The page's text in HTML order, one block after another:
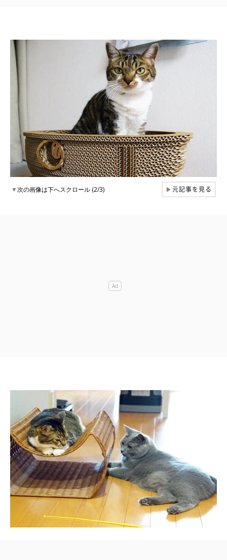
▼次の画像は下へスクロール (2/3) ▶元記事を見る